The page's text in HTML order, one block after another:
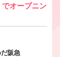
オープニン
阪急